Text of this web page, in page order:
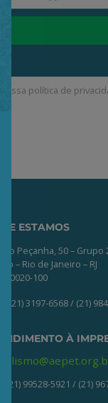
política de
ESTAMOS
Nilo Peçanha, 50 – Grupo
– Rio de Janeiro – RJ
20020-100
(21) 3197-6568 / (21)
À
(21) 99528-5921 / (21)